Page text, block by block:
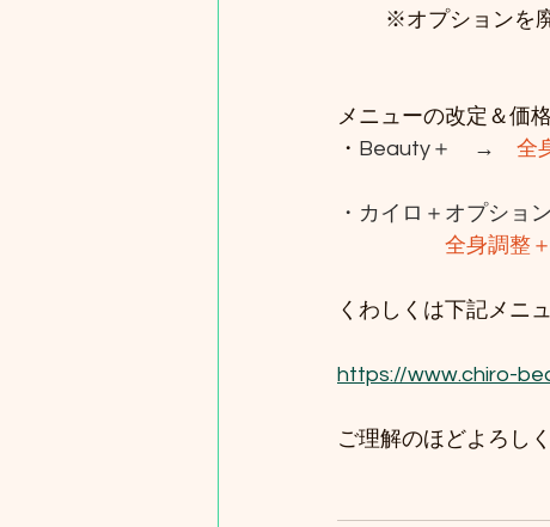
※オプションを
メニューの改定＆価
・ Beauty＋　→ 全
・カイロ＋オプショ
全身調整
くわしくは下記メニ
https://www.chiro-
ご理解のほどよろし